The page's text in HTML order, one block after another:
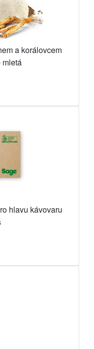
a korálovcem
mletá
hlavu kávovaru